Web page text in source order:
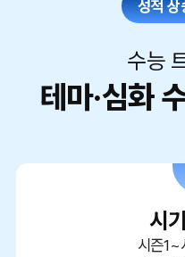
성적 상
수능
테마·심화
시
시즌1~